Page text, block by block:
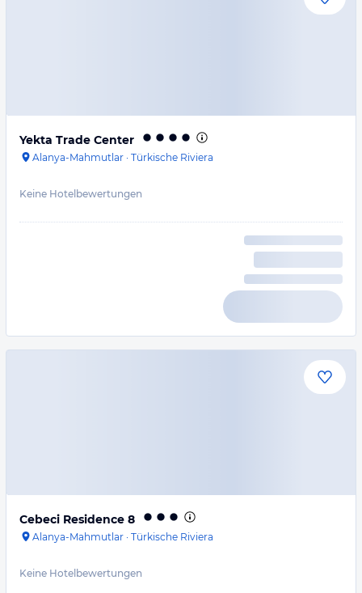
Yekta Trade Center
Alanya-Mahmutlar · Türkische Riviera
Keine Hotelbewertungen
Cebeci Residence 8
Alanya-Mahmutlar · Türkische Riviera
Keine Hotelbewertungen